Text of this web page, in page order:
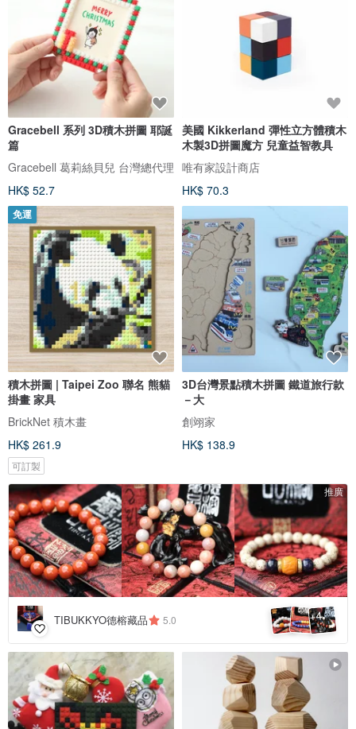
Gracebell 系列 3D積木拼圖 耶誕
篇
Gracebell 葛莉絲貝兒 台灣總代理
HK$ 52.7
美國 Kikkerland 彈性立方體積木
木製3D拼圖魔方 兒童益智教具
唯有家設計商店
HK$ 70.3
免運
積木拼圖 | Taipei Zoo 聯名 熊貓
掛畫 家具
BrickNet 積木畫
HK$ 261.9
可訂製
3D台灣景點積木拼圖 鐵道旅行款
－大
創翊家
HK$ 138.9
推廣
TIBUKKYO德榕藏品 5.0 +4